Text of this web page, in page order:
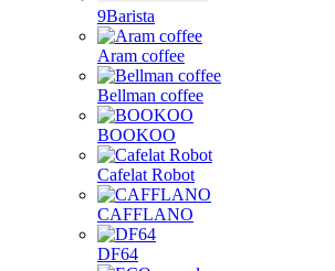
9Barista
Aram coffee
Bellman coffee
BOOKOO
Cafelat Robot
CAFFLANO
DF64